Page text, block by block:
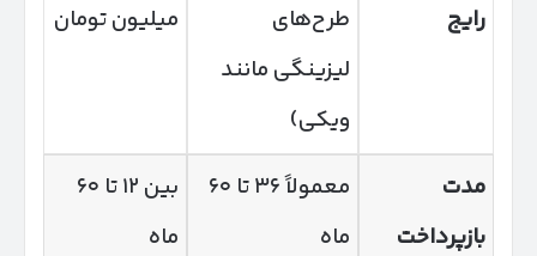
رایج
طرح‌های
لیزینگی مانند
ویکی)
میلیون تومان
مدت
بازپرداخت
معمولاً ۳۶ تا ۶۰
ماه
بین ۱۲ تا ۶۰
ماه